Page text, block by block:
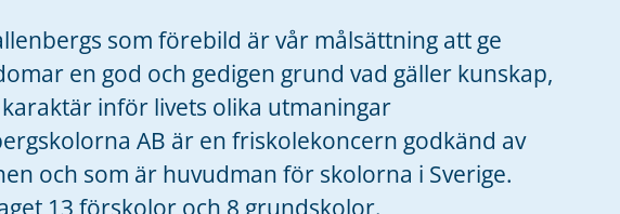
som förebild är vår målsättning att ge
en god och gedigen grund vad gäller kunskap,
inför livets olika utmaningar
AB är en friskolekoncern godkänd av
och som är huvudman för skolorna i Sverige.
13 förskolor och 8 grundskolor.